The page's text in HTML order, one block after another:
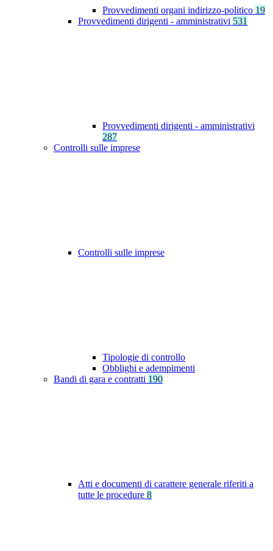
Provvedimenti organi indirizzo-politico 19
Provvedimenti dirigenti - amministrativi 531
Provvedimenti dirigenti - amministrativi
287
Controlli sulle imprese
Controlli sulle imprese
Tipologie di controllo
Obblighi e adempimenti
Bandi di gara e contratti 190
Atti e documenti di carattere generale riferiti a
tutte le procedure 8